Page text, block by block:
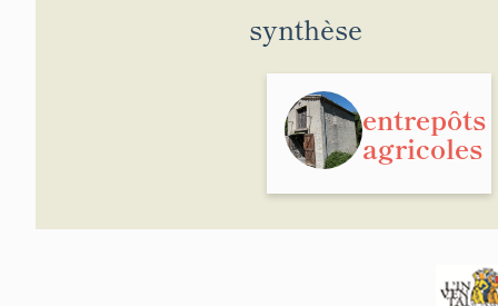
synthèse
entrepôts
agricoles